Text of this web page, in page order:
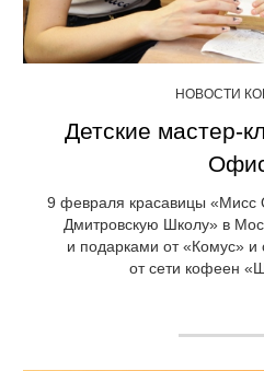
НОВОСТИ
Детские мастер-
9 февраля красавицы «Мисс
Дмитровскую Школу» в
и подарками от «Комус»
от сети кофеен